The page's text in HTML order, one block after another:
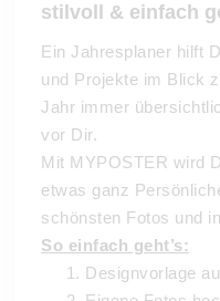
stilvoll & einfach
Ein Jahresplaner hilft
und Projekte im Blick
Jahr immer
vor Dir.
Mit MYPOSTER wird
etwas ganz
schönsten Fotos und
So einfach geht’s:
Designvorlage